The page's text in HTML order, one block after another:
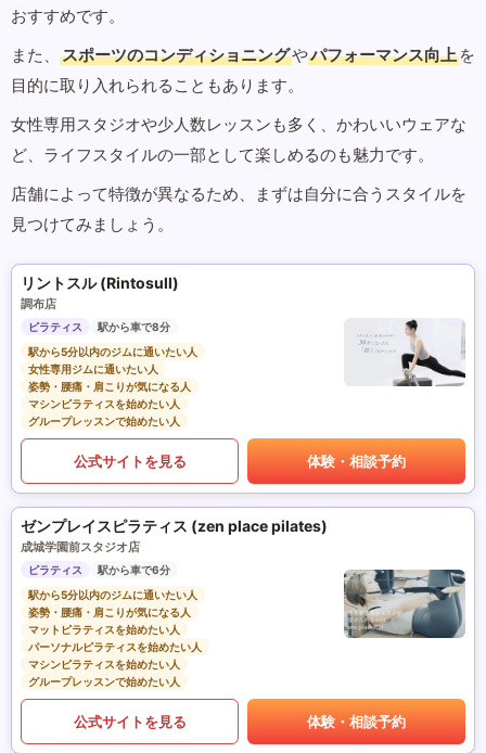
おすすめです。
また、
スポーツのコンディショニングやパフォーマンス向上 を
目的に取り入れられることもあります。
女性専用スタジオや少人数レッスンも多く、かわいいウェアな
ど、ライフスタイルの一部として楽しめるのも魅力です。
店舗によって特徴が異なるため、まずは自分に合うスタイルを
見つけてみましょう。
リントスル (Rintosull)
調布店
ピラティス
駅から車で8分
駅から5分以内のジムに通いたい人
女性専用ジムに通いたい人
姿勢・腰痛・肩こりが気になる人
マシンピラティスを始めたい人
グループレッスンで始めたい人
公式サイトを見る 体験・相談予約
ゼンプレイスピラティス (zen place pilates)
成城学園前スタジオ店
ピラティス
駅から車で6分
駅から5分以内のジムに通いたい人
姿勢・腰痛・肩こりが気になる人
マットピラティスを始めたい人
パーソナルピラティスを始めたい人
マシンピラティスを始めたい人
グループレッスンで始めたい人
公式サイトを見る 体験・相談予約